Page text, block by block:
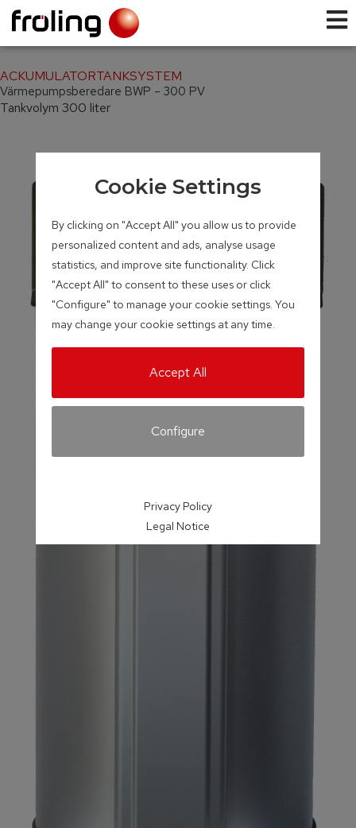
ACKUMULATORTANKSYSTEM
Värme­pumps­beredare BWP – 300 PV
Tankvolym 300 liter
Cookie Settings
By clicking on "Accept All" you allow us to provide
personalized content and ads, analyse usage
statistics, and improve site functionality. Click
"Accept All" to consent to these uses or click
"Configure" to manage your cookie settings. You
may change your cookie settings at any time.
Accept All
Configure
Privacy Policy
Legal Notice